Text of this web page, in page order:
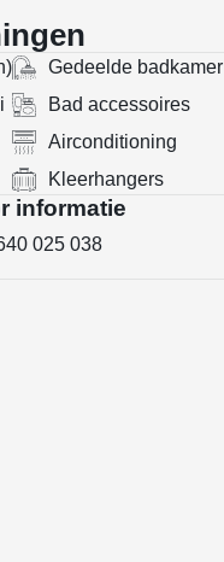
Gedeelde badkamer
Bad accessoires
Airconditioning
Kleerhangers
informatie
025 038